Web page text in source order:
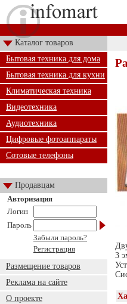
Каталог товаров
Бытовая техника для дома
Бытовая техника для кухни
Климатическая техника
Видеотехника
Аудиотехника
Цифровые фотоаппараты
Сотовые телефоны
Продавцам
Авторизация
Логин
Пароль
Забыли пароль?
Регистрация
Размещение товаров
Реклама на сайте
О проекте
3